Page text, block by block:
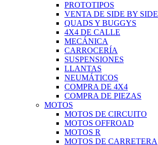
PROTOTIPOS
VENTA DE SIDE BY SIDE
QUADS Y BUGGYS
4X4 DE CALLE
MECÁNICA
CARROCERÍA
SUSPENSIONES
LLANTAS
NEUMÁTICOS
COMPRA DE 4X4
COMPRA DE PIEZAS
MOTOS
MOTOS DE CIRCUITO
MOTOS OFFROAD
MOTOS R
MOTOS DE CARRETERA